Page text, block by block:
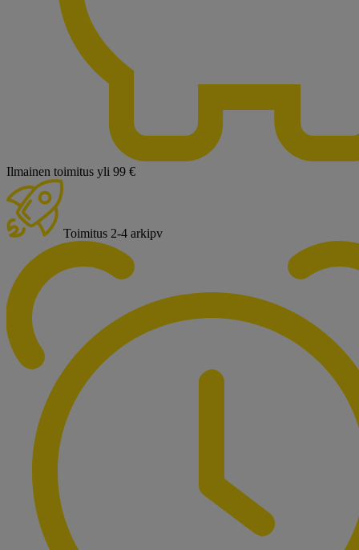
Ilmainen toimitus yli 99 €
Toimitus 2-4 arkipv